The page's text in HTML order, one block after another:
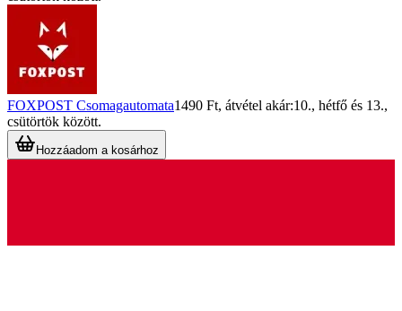
FOXPOST Csomagautomata1490 Ft, átvétel akár:10., hétfő és 13.,
csütörtök között.
Hozzáadom a kosárhoz